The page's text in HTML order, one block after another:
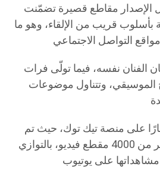
الإصدار مقاطع قصيرة تضمّنت
بأسلوب قريب من الإلقاء، وهو ما
الفنان نفسه، فيما تولّى فرات
الموسيقي، وتتناول موضوعات
على منصة تيك توك، حيث تم
استخدام صوتها في أكثر من 4000 مقطع فيديو، بالتوازي